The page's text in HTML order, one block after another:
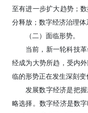
至有进一步扩大趋势；
分释放；数字经济治理体
（二）面临形势。
当前，新一轮科技
经成为大势所趋，受内
临的形势正在发生深刻变
发展数字经济是把
略选择。数字经济是数